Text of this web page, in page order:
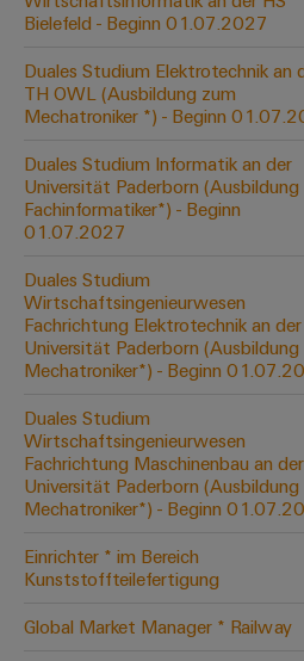
Abwasseraufbereitung
für
die
Wasser-
Abwasserindustrie
Wasserstoff
Wasserstoff
Schlüsseltechnologie
für
die
Energiewende
Effizienter
Betrieb
von
Windparks
Werkzeuge
Automaten
Software
Markierer
Industriedrucker
Cabinet
Infrastructure
Bestückte
Klemmenleisten
Modifizierte
und
bestückte
Bielefeld - Beginn 01.07.2027
Duales Studium Elektrotechnik an
TH OWL (Ausbildung zum
Mechatroniker *) - Beginn
Duales Studium Informatik an der
Universität Paderborn (Ausbildung
Fachinformatiker*) - Beginn
01.07.2027
Duales Studium
Wirtschaftsingenieurwesen
Fachrichtung Elektrotechnik an der
Universität Paderborn (Ausbildung
Mechatroniker*) - Beginn
Duales Studium
Wirtschaftsingenieurwesen
Fachrichtung Maschinenbau an der
Universität Paderborn (Ausbildung
Mechatroniker*) - Beginn
Einrichter * im Bereich
Kunststoffteilefertigung
Global Market Manager * Railway